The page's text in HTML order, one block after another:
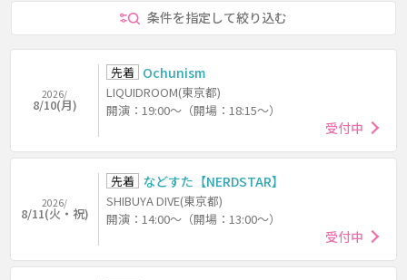
条件を指定して絞り込む
2026/
8/10(月)
先着 Ochunism
LIQUIDROOM(東京都)
開演：19:00～（開場：18:15～）
受付中
2026/
8/11(火・祝)
先着 などすた【NERDSTAR】
SHIBUYA DIVE(東京都)
開演：14:00～（開場：13:00～）
受付中